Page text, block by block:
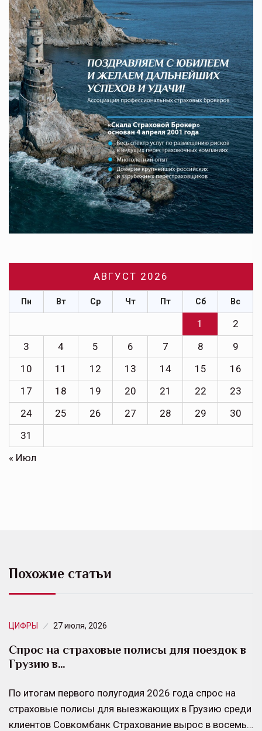
АВГУСТ 2026
Пн Вт Ср Чт Пт Сб Вс
1
2
3
4 5 6 7 8
9
10
11 12 13 14 15
16
17
18 19 20 21 22
23
24
25 26 27 28 29
30
31
« Июл
Похожие статьи
ЦИФРЫ 27 июля, 2026
Спрос на страховые полисы для поездок в
Грузию в…
По итогам первого полугодия 2026 года спрос на
страховые полисы для выезжающих в Грузию среди
клиентов Совкомбанк Страхование вырос в восемь…